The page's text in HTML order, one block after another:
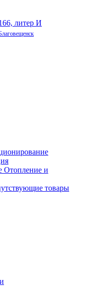
литер И
Отопление и
товары